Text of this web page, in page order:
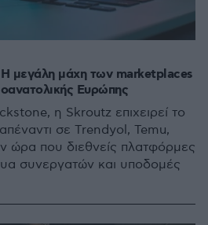
μεγάλη μάχη των marketplaces
Ευρώπης
η Skroutz επιχειρεί το
σε Trendyol, Temu,
ώρα που διεθνείς πλατφόρμες
συνεργατών και υποδομές